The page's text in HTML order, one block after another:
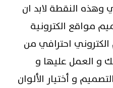
وهذه النقطة لابد ان
مواقع الكترونية
احترافي من
و العمل عليها و
و أختيار الألوان